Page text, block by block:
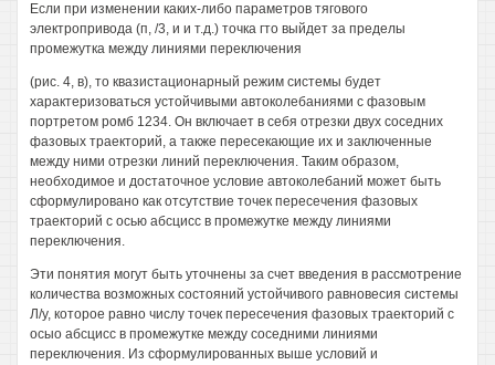
Если при изменении каких-либо параметров тягового
электропривода (п, /3, и и т.д.) точка гто выйдет за пределы
промежутка между линиями переключения
(рис. 4, в), то квазистационарный режим системы будет
характеризоваться устойчивыми автоколебаниями с фазовым
портретом ромб 1234. Он включает в себя отрезки двух соседних
фазовых траекторий, а также пересекающие их и заключенные
между ними отрезки линий переключения. Таким образом,
необходимое и достаточное условие автоколебаний может быть
сформулировано как отсутствие точек пересечения фазовых
траекторий с осью абсцисс в промежутке между линиями
переключения.
Эти понятия могут быть уточнены за счет введения в рассмотрение
количества возможных состояний устойчивого равновесия системы
Л/у, которое равно числу точек пересечения фазовых траекторий с
осыо абсцисс в промежутке между соседними линиями
переключения. Из сформулированных выше условий и